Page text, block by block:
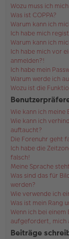
Wozu muss ich
Was ist COPPA?
Warum kann ich
Ich habe mich
Warum kann ich
Ich habe mich vor
anmelden?!
Ich habe mein
Warum werde ich
Wozu ist die
Wie kann ich meine
Wie kann ich
auftaucht?
Die Forenuhr geht
Ich habe die
falsch!
Meine Sprache
Was sind das für
werden?
Wie verwende ich
Was ist mein Rang
Wenn ich bei
aufgefordert, mich
Beiträge